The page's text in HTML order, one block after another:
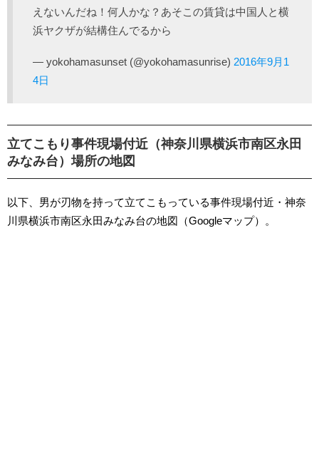
えないんだね！何人かな？あそこの賃貸は中国人と横
浜ヤクザが結構住んでるから
— yokohamasunset (@yokohamasunrise) 2016年9月1
4日
立てこもり事件現場付近（神奈川県横浜市南区永田
みなみ台）場所の地図
以下、男が刃物を持って立てこもっている事件現場付近・神奈
川県横浜市南区永田みなみ台の地図（Googleマップ）。